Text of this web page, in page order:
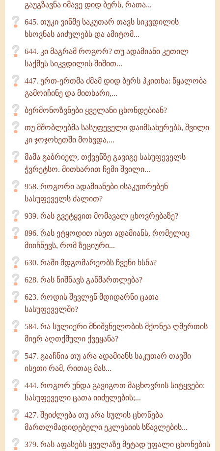
გაუგზავნა იმავე დიდ ბერს, რათა...
645. თუკი ვინმე საკუთარ თავს სიკვდილის
ხსოვნას აიძულებს და ამიტომ...
644. კი მაგრამ როგორ? თუ ადამიანი კეთილ
საქმეს სიკვდილის შიშით...
447. ერთ-ერთმა ძმამ დიდ ბერს ჰკითხა: წყალობა
გამოიჩინე და მითხარი,...
ბერმონოზვნები ყველანი ცხონდებიან?
თუ მშობლებმა სასუფეველი დაიმსახურებს, შვილი
კი ჯოჯოხეთში მოხვდა,...
მამა გაბრიელ, თქვენზე გავიგე სასუფეველს
ჭვრეტსო. მითხარით ჩემი შვილი...
958. როგორი ადამიანები ისაკუთრებენ
სასუფეველს ძალით?
939. რას გვეტყვით მომავალ ცხოვრებაზე?
896. რას ეტყოდით ისეთ ადამიანს, რომელიც
მიიჩნევს, რომ ზეციური...
630. რაში მდგომარეობს ჩვენი ხსნა?
628. რას ნიშნავს განმართლება?
623. როდის შევლენ მდიდარნი ცათა
სასუფეველში?
584. რა სულიერი მნიშვნელობის მქონეა ღმერთის
მიერ აღთქმული ქვეყანა?
547. გააჩნია თუ არა ადამიანს საკუთარ თავში
ისეთი რამ, რითაც მას...
444. როგორ უნდა გავიგოთ მაცხოვრის სიტყვები:
სასუფეველი ცათა იიძულების;...
427. შეიძლება თუ არა სულის ცხონება
მართლმადიდებელი ეკლესიის სწავლების...
379. რას აფასებს ყველაზე მეტად უფალი ცხონების